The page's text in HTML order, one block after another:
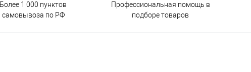
Более 1 000 пунктов
самовывоза по РФ
Профессиональная помощь в
подборе товаров